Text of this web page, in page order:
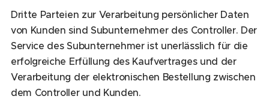
Dritte Parteien zur Verarbeitung persönlicher Daten
von Kunden sind Subunternehmer des Controller. Der
Service des Subunternehmer ist unerlässlich für die
erfolgreiche Erfüllung des Kaufvertrages und der
Verarbeitung der elektronischen Bestellung zwischen
dem Controller und Kunden.